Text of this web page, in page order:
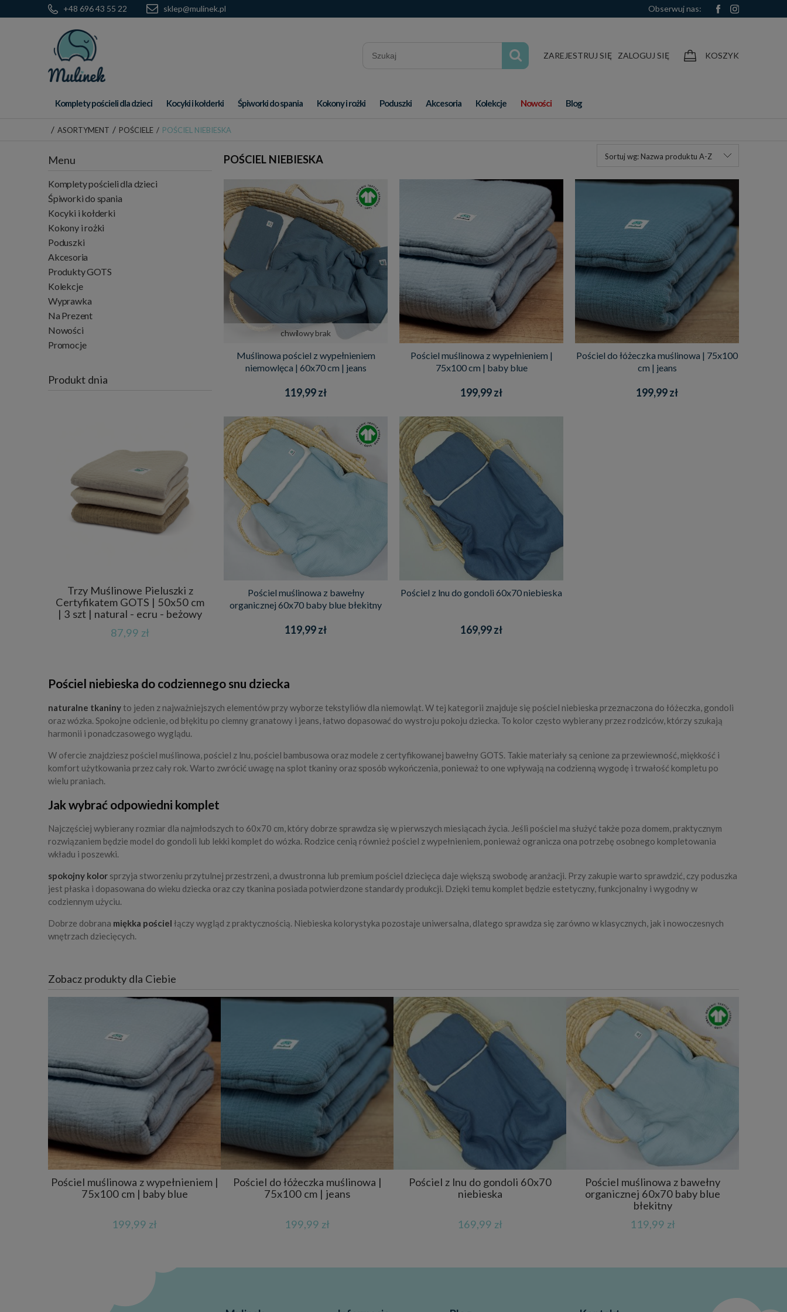
+48 696 43 55 22 sklep@mulinek.pl Obserwuj nas:
KOSZYK
ZAREJESTRUJ SIĘ ZALOGUJ SIĘ
Komplety pościeli dla dzieci Kocyki i kołderki Śpiworki do spania Kokony i rożki Poduszki Akcesoria Kolekcje Nowości Blog
/ ASORTYMENT / POŚCIELE / POŚCIEL NIEBIESKA
Menu
Komplety pościeli dla dzieci
Śpiworki do spania
Kocyki i kołderki
Kokony i rożki
Poduszki
Akcesoria
Produkty GOTS
Kolekcje
Wyprawka
Na Prezent
Nowości
Promocje
Produkt dnia
Trzy Muślinowe Pieluszki z
Certyfikatem GOTS | 50x50 cm
| 3 szt | natural - ecru - beżowy
87,99 zł
POŚCIEL NIEBIESKA Sortuj wg: Nazwa produktu A-Z
chwilowy brak
Muślinowa pościel z wypełnieniem
niemowlęca | 60x70 cm | jeans
119,99 zł
Pościel muślinowa z wypełnieniem |
75x100 cm | baby blue
199,99 zł
Pościel do łóżeczka muślinowa | 75x100
cm | jeans
199,99 zł
Pościel muślinowa z bawełny
organicznej 60x70 baby blue błekitny
119,99 zł
Pościel z lnu do gondoli 60x70 niebieska
169,99 zł
Pościel niebieska do codziennego snu dziecka
naturalne tkaninyto jeden z najważniejszych elementów przy wyborze tekstyliów dla niemowląt. W tej kategorii znajduje się pościel niebieska przeznaczona do łóżeczka, gondoli
oraz wózka. Spokojne odcienie, od błękitu po ciemny granatowy i jeans, łatwo dopasować do wystroju pokoju dziecka. To kolor często wybierany przez rodziców, którzy szukają
harmonii i ponadczasowego wyglądu.
W ofercie znajdziesz pościel muślinowa, pościel z lnu, pościel bambusowa oraz modele z certyfikowanej bawełny GOTS. Takie materiały są cenione za przewiewność, miękkość i
komfort użytkowania przez cały rok. Warto zwrócić uwagę na splot tkaniny oraz sposób wykończenia, ponieważ to one wpływają na codzienną wygodę i trwałość kompletu po
wielu praniach.
Jak wybrać odpowiedni komplet
Najczęściej wybierany rozmiar dla najmłodszych to 60x70 cm, który dobrze sprawdza się w pierwszych miesiącach życia. Jeśli pościel ma służyć także poza domem, praktycznym
rozwiązaniem będzie model do gondoli lub lekki komplet do wózka. Rodzice cenią również pościel z wypełnieniem, ponieważ ogranicza ona potrzebę osobnego kompletowania
wkładu i poszewki.
spokojny kolor sprzyja stworzeniu przytulnej przestrzeni, a dwustronna lub premium pościel dziecięca daje większą swobodę aranżacji. Przy zakupie warto sprawdzić, czy poduszka
jest płaska i dopasowana do wieku dziecka oraz czy tkanina posiada potwierdzone standardy produkcji. Dzięki temu komplet będzie estetyczny, funkcjonalny i wygodny w
codziennym użyciu.
Dobrze dobrana miękka pościel łączy wygląd z praktycznością. Niebieska kolorystyka pozostaje uniwersalna, dlatego sprawdza się zarówno w klasycznych, jak i nowoczesnych
wnętrzach dziecięcych.
Zobacz produkty dla Ciebie
Pościel muślinowa z wypełnieniem |
75x100 cm | baby blue
199,99 zł
Pościel do łóżeczka muślinowa |
75x100 cm | jeans
199,99 zł
Pościel z lnu do gondoli 60x70
niebieska
169,99 zł
Pościel muślinowa z bawełny
organicznej 60x70 baby blue
błekitny
119,99 zł